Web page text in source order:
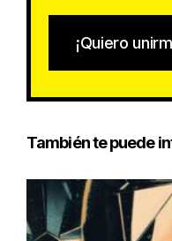
¡Quiero
También te puede